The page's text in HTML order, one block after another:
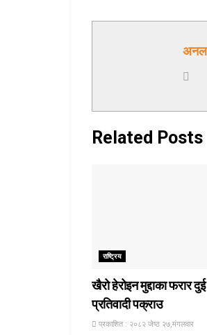
Related Posts
राष्ट्रिय
खैरो हेरोइन मुद्दाका फरार दुई
प्रतिवादी पक्राउ
प्रकाशित : २०८२ जेष्ठ २७,मंगलवार